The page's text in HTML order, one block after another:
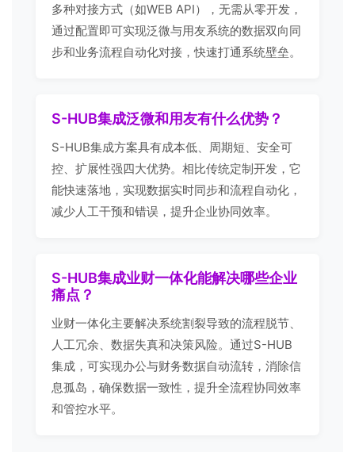
多种对接方式（如WEB API），无需从零开发，
通过配置即可实现泛微与用友系统的数据双向同
步和业务流程自动化对接，快速打通系统壁垒。
S-HUB集成泛微和用友有什么优势？
S-HUB集成方案具有成本低、周期短、安全可
控、扩展性强四大优势。相比传统定制开发，它
能快速落地，实现数据实时同步和流程自动化，
减少人工干预和错误，提升企业协同效率。
S-HUB集成业财一体化能解决哪些企业
痛点？
业财一体化主要解决系统割裂导致的流程脱节、
人工冗余、数据失真和决策风险。通过S-HUB
集成，可实现办公与财务数据自动流转，消除信
息孤岛，确保数据一致性，提升全流程协同效率
和管控水平。